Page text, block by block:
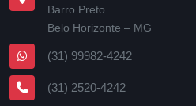
Barro Preto
Belo Horizonte – MG
(31) 99982-4242
(31) 2520-4242